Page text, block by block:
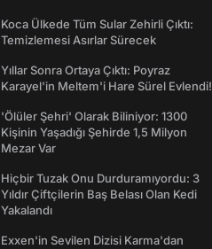
Koca Ülkede Tüm Sular Zehirli Çıktı:
Temizlemesi Asırlar Sürecek
Yıllar Sonra Ortaya Çıktı: Poyraz
Karayel'in Meltem'i Hare Sürel Evlendi!
'Ölüler Şehri' Olarak Biliniyor: 1300
Kişinin Yaşadığı Şehirde 1,5 Milyon
Mezar Var
Hiçbir Tuzak Onu Durduramıyordu: 3
Yıldır Çiftçilerin Baş Belası Olan Kedi
Yakalandı
Exxen'in Sevilen Dizisi Karma'dan